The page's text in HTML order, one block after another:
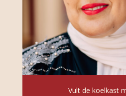
Vult de koelkast